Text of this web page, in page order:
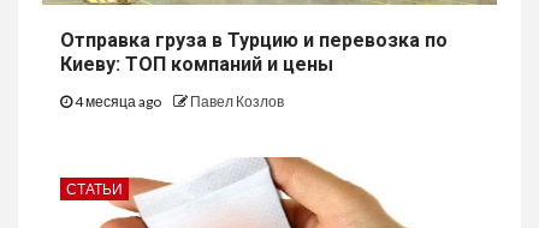
Отправка груза в Турцию и перевозка по
Киеву: ТОП компаний и цены
4 месяца ago Павел Козлов
СТАТЬИ